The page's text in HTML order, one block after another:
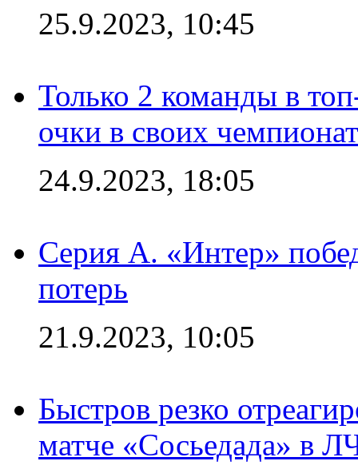
25.9.2023, 10:45
Только 2 команды в
очки в своих
24.9.2023, 18:05
Серия А. «Интер»
потерь
21.9.2023, 10:05
Быстров резко
матче «Сосьедада» в